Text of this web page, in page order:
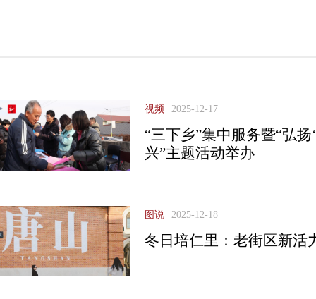
视频 2025-12-17
“三下乡”集中服务暨“弘
兴”主题活动举办
图说 2025-12-18
冬日培仁里：老街区新活